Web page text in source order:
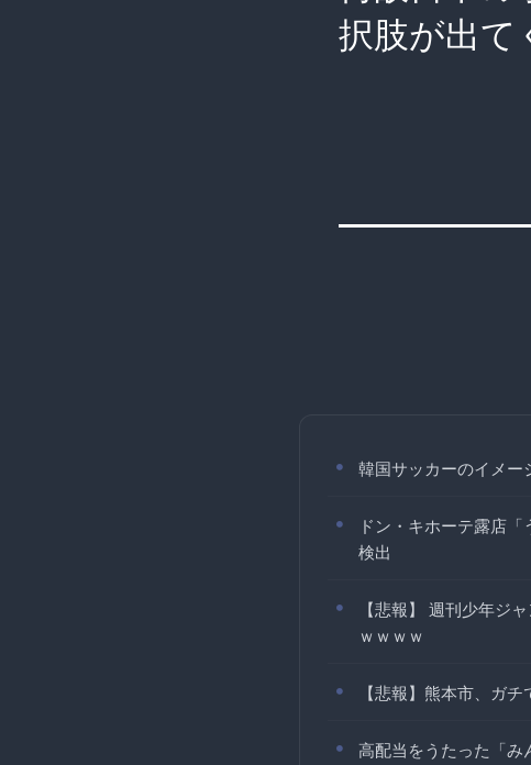
択肢が出て
韓国サッカーのイメー
ドン・キホーテ露店
検出
【悲報】 週刊少年ジ
ｗｗｗｗ
【悲報】熊本市、ガ
高配当をうたった「